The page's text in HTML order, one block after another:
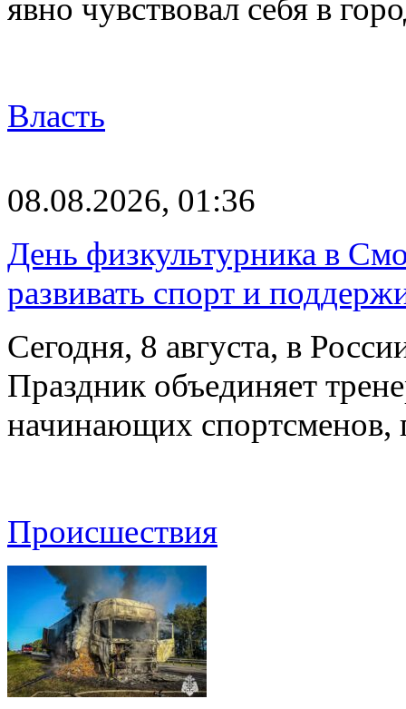
явно чувствовал себя в
Власть
08.08.2026, 01:36
День физкультурника в
развивать спорт и
Сегодня, 8 августа, в
Праздник объединяет
начинающих
Происшествия